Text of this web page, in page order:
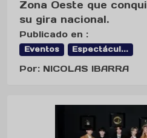
Zona Oeste que
su gira nacional.
Publicado en :
Eventos Espectácul...
Por: NICOLAS IBARRA